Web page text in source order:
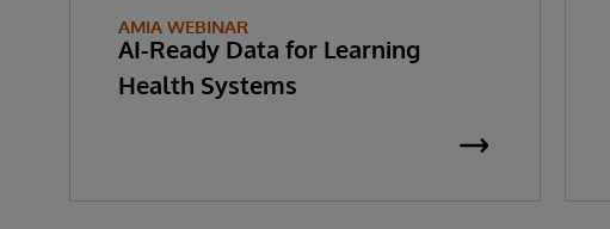
AMIA WEBINAR
AI-Ready Data for Learning
Health Systems